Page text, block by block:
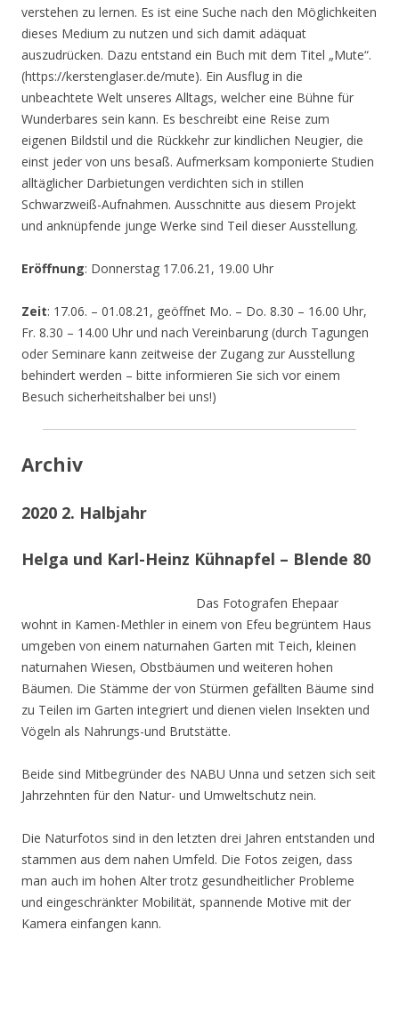
verstehen zu lernen. Es ist eine Suche nach den Möglichkeiten
dieses Medium zu nutzen und sich damit adäquat
auszudrücken. Dazu entstand ein Buch mit dem Titel „Mute“.
(https://kerstenglaser.de/mute). Ein Ausflug in die
unbeachtete Welt unseres Alltags, welcher eine Bühne für
Wunderbares sein kann. Es beschreibt eine Reise zum
eigenen Bildstil und die Rückkehr zur kindlichen Neugier, die
einst jeder von uns besaß. Aufmerksam komponierte Studien
alltäglicher Darbietungen verdichten sich in stillen
Schwarzweiß-Aufnahmen. Ausschnitte aus diesem Projekt
und anknüpfende junge Werke sind Teil dieser Ausstellung.
Eröffnung: Donnerstag 17.06.21, 19.00 Uhr
Zeit: 17.06. – 01.08.21, geöffnet Mo. – Do. 8.30 – 16.00 Uhr,
Fr. 8.30 – 14.00 Uhr und nach Vereinbarung (durch Tagungen
oder Seminare kann zeitweise der Zugang zur Ausstellung
behindert werden – bitte informieren Sie sich vor einem
Besuch sicherheitshalber bei uns!)
Archiv
2020 2. Halbjahr
Helga und Karl-Heinz Kühnapfel – Blende 80
Das Fotografen Ehepaar
wohnt in Kamen-Methler in einem von Efeu begrüntem Haus
umgeben von einem naturnahen Garten mit Teich, kleinen
naturnahen Wiesen, Obstbäumen und weiteren hohen
Bäumen. Die Stämme der von Stürmen gefällten Bäume sind
zu Teilen im Garten integriert und dienen vielen Insekten und
Vögeln als Nahrungs-und Brutstätte.
Beide sind Mitbegründer des NABU Unna und setzen sich seit
Jahrzehnten für den Natur- und Umweltschutz nein.
Die Naturfotos sind in den letzten drei Jahren entstanden und
stammen aus dem nahen Umfeld. Die Fotos zeigen, dass
man auch im hohen Alter trotz gesundheitlicher Probleme
und eingeschränkter Mobilität, spannende Motive mit der
Kamera einfangen kann.